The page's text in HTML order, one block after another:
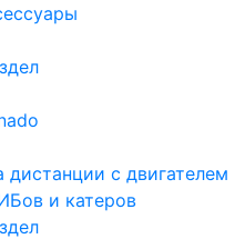
с двигателем
и катеров